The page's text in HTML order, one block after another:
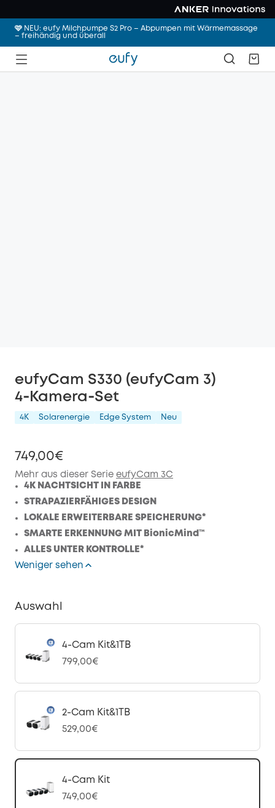
🩷 NEU: eufy Milchpumpe S2 Pro – Abpumpen mit Wärmemassage
– freihändig und überall
eufyCam S330 (eufyCam 3)
4‑Kamera‑Set
4K Solarenergie Edge System Neu
749,00€
Mehr aus dieser Serie eufyCam 3C
4K NACHTSICHT IN FARBE
STRAPAZIERFÄHIGES DESIGN
LOKALE ERWEITERBARE SPEICHERUNG*
SMARTE ERKENNUNG MIT BionicMind™
ALLES UNTER KONTROLLE*
Weniger sehen
Auswahl
4-Cam Kit&1TB
799,00€
2-Cam Kit&1TB
529,00€
4-Cam Kit
749,00€